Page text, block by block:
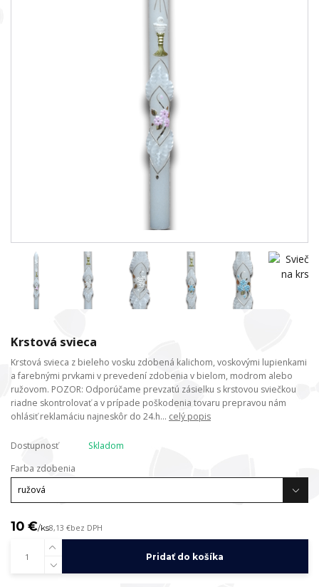
Krstová svieca
Krstová svieca z bieleho vosku zdobená kalichom, voskovými lupienkami
a farebnými prvkami v prevedení zdobenia v bielom, modrom alebo
ružovom. POZOR: Odporúčame prevzatú zásielku s krstovou sviečkou
riadne skontrolovať a v prípade poškodenia tovaru prepravou nám
ohlásiť reklamáciu najneskôr do 24.h... celý popis
Dostupnosť
Skladom
Farba zdobenia
10 €/ks8,13 €bez DPH
Pridať do košíka